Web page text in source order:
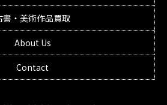
書・美術作品買取
About Us
Contact